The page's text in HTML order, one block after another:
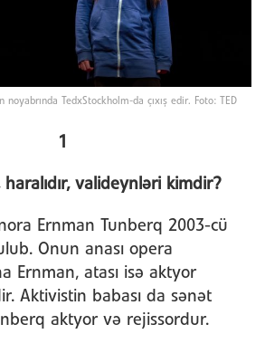
noyabrında TedxStockholm-da çıxış edir. Foto: TED
1
valideynləri kimdir?
Ernman Tunberq 2003-cü
Onun anası opera
Ernman, atası isə aktyor
Aktivistin babası da sənət
aktyor və rejissordur.